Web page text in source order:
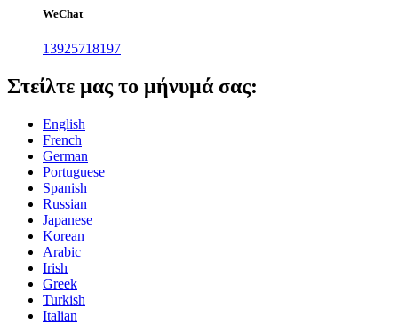
WeChat
13925718197
Στείλτε μας το μήνυμά σας:
English
French
German
Portuguese
Spanish
Russian
Japanese
Korean
Arabic
Irish
Greek
Turkish
Italian